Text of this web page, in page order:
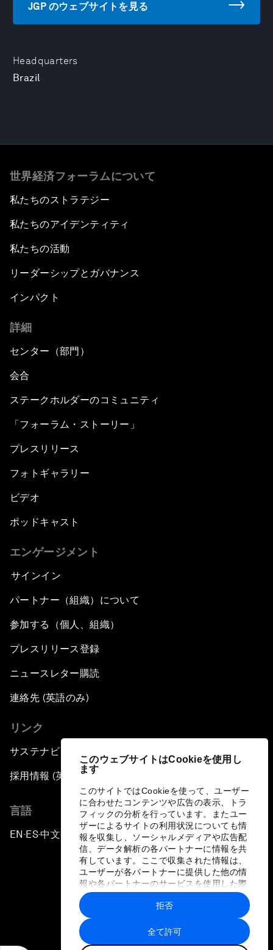
このウェブサイトはCookieを使用し
ます
このサイトではCookieを使って、ユーザー
に合わせたコンテンツや広告の表示、トラ
フィックの分析を行っています。またユー
ザーによるサイトの利用状況についても情
報を収集し、ソーシャルメディアや広告配
信、データ解析の各パートナーに情報を共
有しています。ここで収集された情報は、
ユーザーが各パートナーに提供した他の情
報や各パートナーのサービスを使用した際
に収集された情報と組み合わされ、各パー
トナーによって使用されることがありま
す。
全て許可
拒否
Headquarters
Brazil
JGP のウェブサイトを見る
世界経済フォーラムについて
私たちのストラテジー
私たちのアイデンティティ
私たちの活動
リーダーシップとガバナンス
インパクト
詳細
センター（部門）
会合
ステークホルダーのコミュニティ
「フォーラム・ストーリー」
プレスリリース
フォトギャラリー
ビデオ
ポッドキャスト
エンゲージメント
サインイン
パートナー（組織）について
参加する（個人、組織）
プレスリリース登録
ニュースレター購読
連絡先 (英語のみ)
リンク
サステナビリティへの取り組み
採用情報 (英語のみ)
言語
EN ▪ES▪中文▪ 日本語
プライバシーポリシーと利用規約
サイトマップ